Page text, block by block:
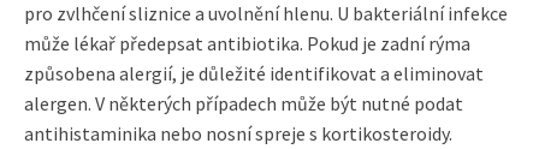
pro zvlhčení sliznice a uvolnění hlenu. U bakteriální infekce
může lékař předepsat antibiotika. Pokud je zadní rýma
způsobena alergií, je důležité identifikovat a eliminovat
alergen. V některých případech může být nutné podat
antihistaminika nebo nosní spreje s kortikosteroidy.